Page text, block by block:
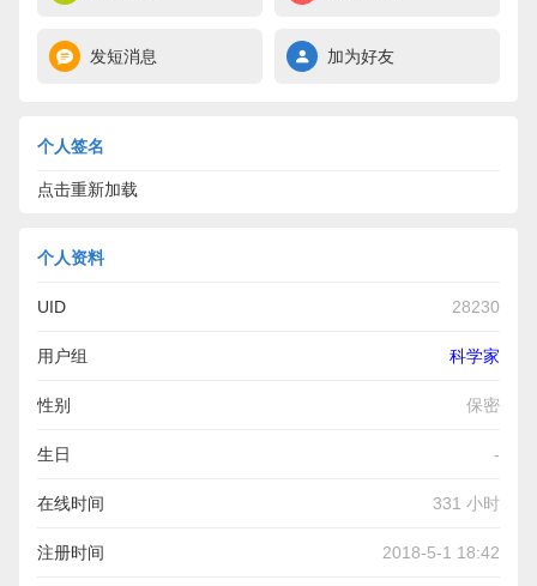
发短消息 加为好友
个人签名
点击重新加载
个人资料
UID 28230
用户组 科学家
性别 保密
生日 -
在线时间 331 小时
注册时间 2018-5-1 18:42